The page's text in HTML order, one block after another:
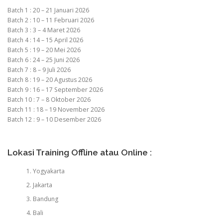
Batch 1 : 20 – 21 Januari 2026
Batch 2 : 10 – 11 Februari 2026
Batch 3 : 3 – 4 Maret 2026
Batch 4 : 14 – 15 April 2026
Batch 5 : 19 – 20 Mei 2026
Batch 6 : 24 – 25 Juni 2026
Batch 7 : 8 – 9 Juli 2026
Batch 8 : 19 – 20 Agustus 2026
Batch 9 : 16 – 17 September 2026
Batch 10 : 7 – 8 Oktober 2026
Batch 11 : 18 – 19 November 2026
Batch 12 : 9 – 10 Desember 2026
Lokasi Training Offline atau Online :
Yogyakarta
Jakarta
Bandung
Bali